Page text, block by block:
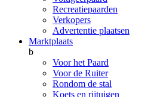
Recreatiepaarden
Verkopers
Advertentie plaatsen
Marktplaats
b
Voor het Paard
Voor de Ruiter
Rondom de stal
Koets en rijtuigen